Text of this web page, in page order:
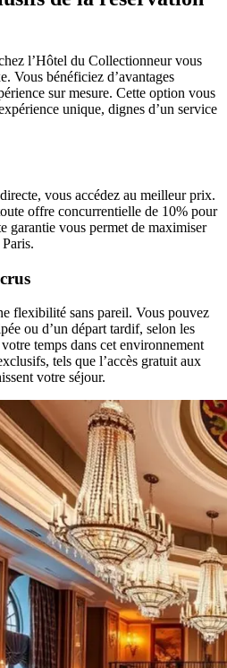
l’Hôtel du Collectionneur vous
Vous bénéficiez d’avantages
sur mesure. Cette option vous
unique, dignes d’un service
vous accédez au meilleur prix.
offre concurrentielle de 10% pour
garantie vous permet de maximiser
flexibilité sans pareil. Vous pouvez
ou d’un départ tardif, selon les
temps dans cet environnement
tels que l’accès gratuit aux
votre séjour.